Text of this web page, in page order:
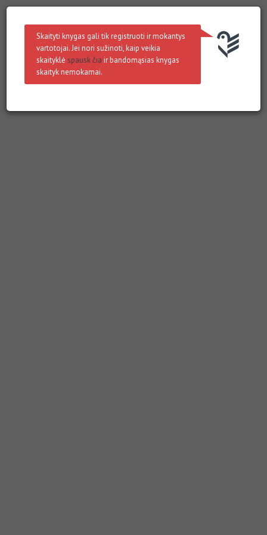
Skaityti knygas gali tik registruoti ir mokantys
vartotojai. Jei nori sužinoti, kaip veikia
skaityklė spausk čia ir bandomąsias knygas
skaityk nemokamai.